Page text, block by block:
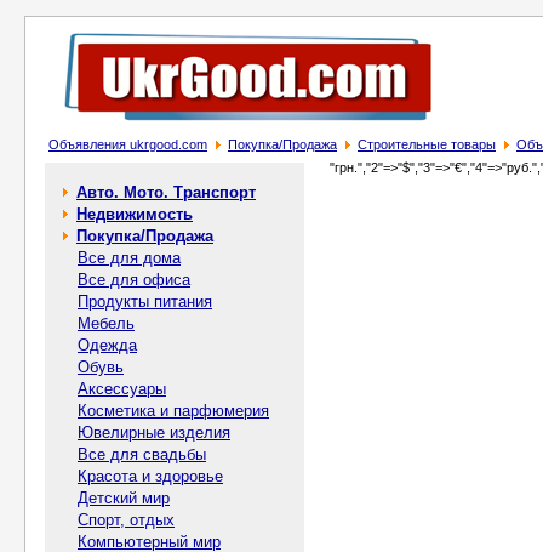
Объявления ukrgood.com Покупка/Продажа Строительные товары
Авто. Мото. Транспорт
Недвижимость
Покупка/Продажа
Все для дома
Все для офиса
Продукты питания
Мебель
Одежда
Обувь
Аксессуары
Косметика и парфюмерия
Ювелирные изделия
Все для свадьбы
Красота и здоровье
Детский мир
Спорт, отдых
Компьютерный мир